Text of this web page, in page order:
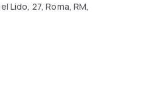
Lido, 27, Roma, RM,